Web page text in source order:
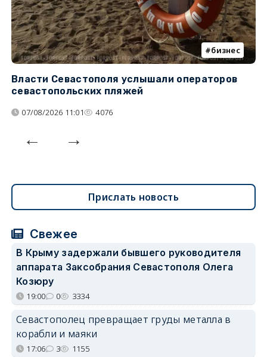
бизнес
Власти Севастополя услышали операторов
севастопольских пляжей
07/08/2026 11:01 4076
Прислать новость
Свежее
В Крыму задержали бывшего руководителя
аппарата Заксобрания Севастополя Олега
Козюру
19:00 0 3334
Севастополец превращает груды металла в
корабли и маяки
17:06 3 1155